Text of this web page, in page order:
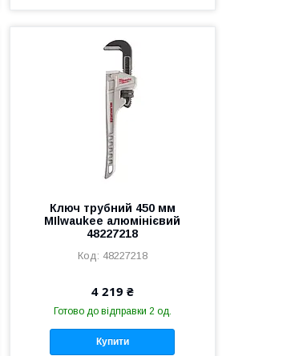
Ключ трубний 450 мм
MIlwaukee алюмінієвий
48227218
48227218
4 219 ₴
Готово до відправки 2 од.
Купити